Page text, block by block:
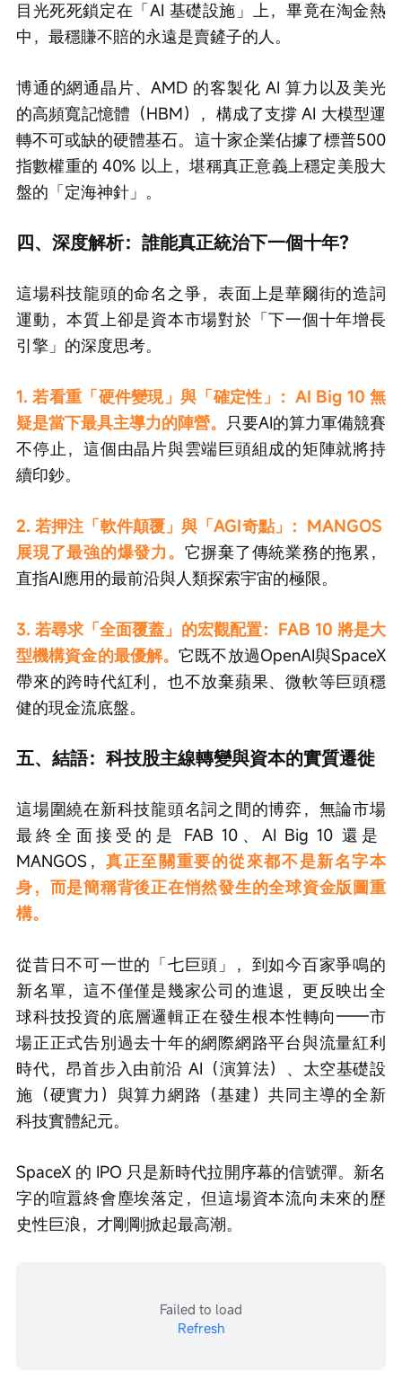
目光死死鎖定在「AI 基礎設施」上，畢竟在淘金熱
中，最穩賺不賠的永遠是賣鏟子的人。
博通的網通晶片、AMD 的客製化 AI 算力以及美光
的高頻寬記憶體（HBM），構成了支撐 AI 大模型運
轉不可或缺的硬體基石。這十家企業佔據了標普500
指數權重的 40% 以上，堪稱真正意義上穩定美股大
盤的「定海神針」。
四、深度解析：誰能真正統治下一個十年？
這場科技龍頭的命名之爭，表面上是華爾街的造詞
運動，本質上卻是資本市場對於「下一個十年增長
引擎」的深度思考。
1. 若看重「硬件變現」與「確定性」：AI Big 10 無
疑是當下最具主導力的陣營。 只要AI的算力軍備競賽
不停止，這個由晶片與雲端巨頭組成的矩陣就將持
續印鈔。
2. 若押注「軟件顛覆」與「AGI奇點」：MANGOS
展現了最強的爆發力。 它摒棄了傳統業務的拖累，
直指AI應用的最前沿與人類探索宇宙的極限。
3. 若尋求「全面覆蓋」的宏觀配置：FAB 10 將是大
型機構資金的最優解。它既不放過OpenAI與SpaceX
帶來的跨時代紅利，也不放棄蘋果、微軟等巨頭穩
健的現金流底盤。
五、結語：科技股主線轉變與資本的實質遷徙
這場圍繞在新科技龍頭名詞之間的博弈，無論市場
最終全面接受的是 FAB 10、AI Big 10 還是
MANGOS，真正至關重要的從來都不是新名字本
身，而是簡稱背後正在悄然發生的全球資金版圖重
構。
從昔日不可一世的「七巨頭」，到如今百家爭鳴的
新名單，這不僅僅是幾家公司的進退，更反映出全
球科技投資的底層邏輯正在發生根本性轉向——市
場正正式告別過去十年的網際網路平台與流量紅利
時代，昂首步入由前沿 AI（演算法）、太空基礎設
施（硬實力）與算力網路（基建）共同主導的全新
科技實體紀元。
SpaceX 的 IPO 只是新時代拉開序幕的信號彈。新名
字的喧囂終會塵埃落定，但這場資本流向未來的歷
史性巨浪，才剛剛掀起最高潮。
Failed to load
Refresh